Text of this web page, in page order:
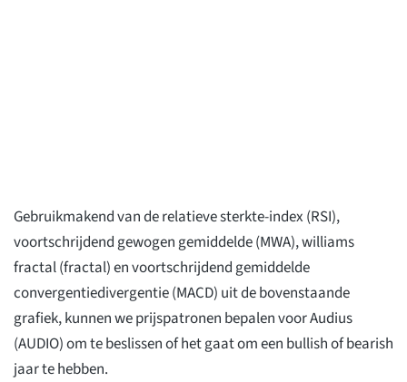
Gebruikmakend van de relatieve sterkte-index (RSI),
voortschrijdend gewogen gemiddelde (MWA), williams
fractal (fractal) en voortschrijdend gemiddelde
convergentiedivergentie (MACD) uit de bovenstaande
grafiek, kunnen we prijspatronen bepalen voor Audius
(AUDIO) om te beslissen of het gaat om een bullish of bearish
jaar te hebben.